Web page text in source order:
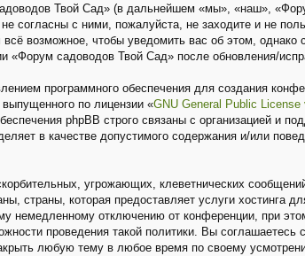
Твой Сад» (в дальнейшем «мы», «наш»,
согласны с ними, пожалуйста, не заходите и не
возможное, чтобы уведомить вас об этом,
«Форум садоводов Твой Сад» после обновления/
программного обеспечения для создания
по лицензии «GNU General Public License
phpBB строго связаны с организацией и
в качестве допустимого содержания и/или
угрожающих, клеветнических
страны, которая предоставляет услуги
немедленному отключению от конференции, при
проведения такой политики. Вы
любую тему в любое время по своему